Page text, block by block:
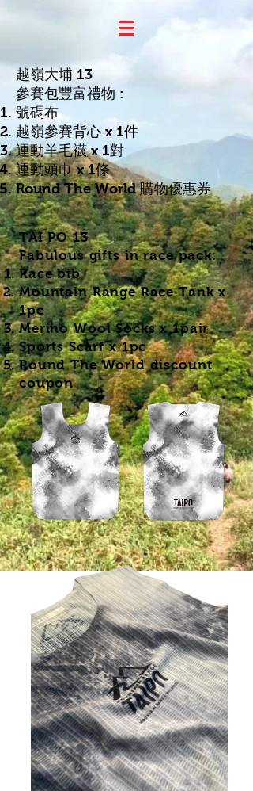
越嶺大埔 13
參賽包豐富禮物 :
號碼布
越嶺參賽背心 x 1件
運動羊毛襪 x 1對
運動頭巾 x 1條
​Round The World 購物優惠券
​TAI PO 13
Fabulous gifts in race pack:
Race bib
​Mountain Range Race Tank x
1pc
Merino Wool Socks x 1pair
Sports Scarf x 1pc
​Round The World discount
coupon